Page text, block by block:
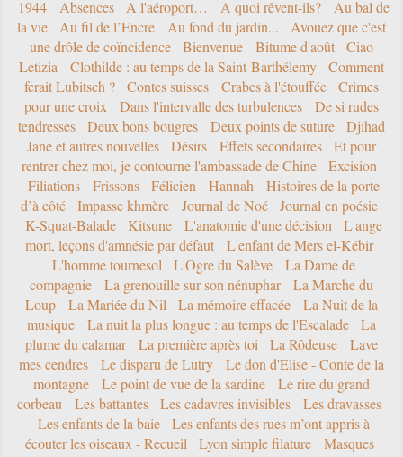
1944 Absences A l'aéroport… A quoi rêvent-ils?
Au bal de
la vie
Au fil de l’Encre Au fond du jardin...
Avouez que c'est
une drôle de coïncidence
Bienvenue Bitume d'août
Ciao
Letizia
Clothilde : au temps de la Saint-Barthélemy
Comment
ferait Lubitsch ?
Contes suisses Crabes à l'étouffée
Crimes
pour une croix
Dans l'intervalle des turbulences
De si rudes
tendresses
Deux bons bougres Deux points de suture
Djihad
Jane et autres nouvelles
Désirs Effets secondaires
Et pour
rentrer chez moi, je contourne l'ambassade de Chine
Excision
Filiations
Frissons Félicien Hannah
Histoires de la porte
d’à côté
Impasse khmère Journal de Noé
Journal en poésie
K-Squat-Balade
Kitsune L'anatomie d'une décision
L'ange
mort, leçons d'amnésie par défaut
L'enfant de Mers el-Kébir
L'homme tournesol
L'Ogre du Salève
La Dame de
compagnie
La grenouille sur son nénuphar
La Marche du
Loup
La Mariée du Nil La mémoire effacée
La Nuit de la
musique
La nuit la plus longue : au temps de l'Escalade
La
plume du calamar
La première après toi La Rôdeuse
Lave
mes cendres
Le disparu de Lutry
Le don d'Elise - Conte de la
montagne
Le point de vue de la sardine
Le rire du grand
corbeau
Les battantes Les cadavres invisibles
Les dravasses
Les enfants de la baie
Les enfants des rues m’ont appris à
écouter les oiseaux - Recueil
Lyon simple filature
Masques